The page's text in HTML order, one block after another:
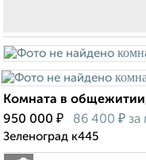
Комната в
950 000 ₽ 86 400 ₽ за
Зеленоград к445